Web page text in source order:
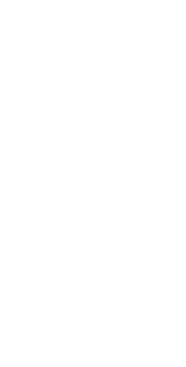
Big Dog
Wicked